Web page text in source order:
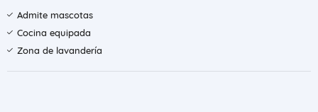
Admite mascotas
Cocina equipada
Zona de lavandería